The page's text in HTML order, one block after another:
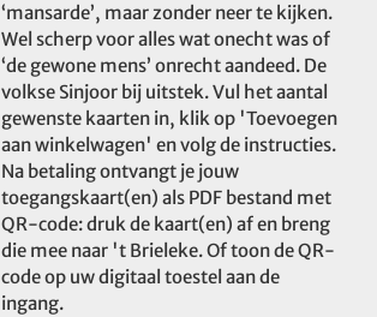
‘mansarde’, maar zonder neer te kijken.
Wel scherp voor alles wat onecht was of
‘de gewone mens’ onrecht aandeed. De
volkse Sinjoor bij uitstek. Vul het aantal
gewenste kaarten in, klik op 'Toevoegen
aan winkelwagen' en volg de instructies.
Na betaling ontvangt je jouw
toegangskaart(en) als PDF bestand met
QR-code: druk de kaart(en) af en breng
die mee naar 't Brieleke. Of toon de QR-
code op uw digitaal toestel aan de
ingang.